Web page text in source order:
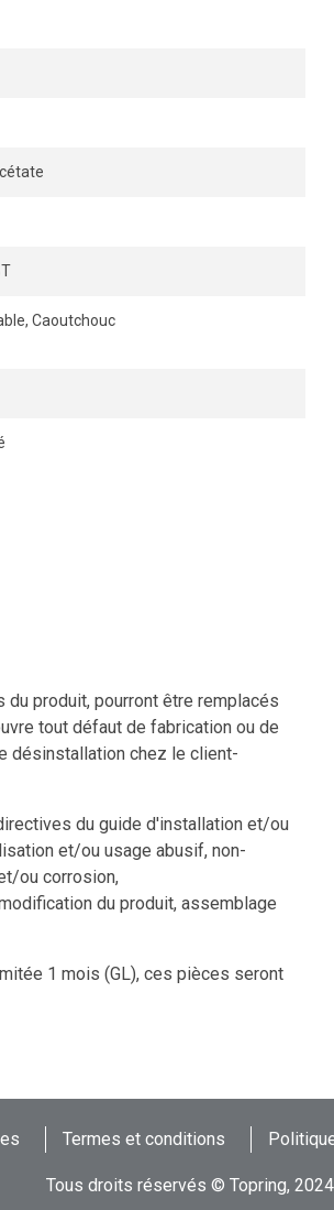
Caoutchouc
du produit, pourront être remplacés
tout défaut de fabrication ou de
désinstallation chez le client-
du guide d'installation et/ou
et/ou usage abusif, non-
ou corrosion,
du produit, assemblage
1 mois (GL), ces pièces seront
Termes et conditions
Tous droits réservés © Topring, 2024